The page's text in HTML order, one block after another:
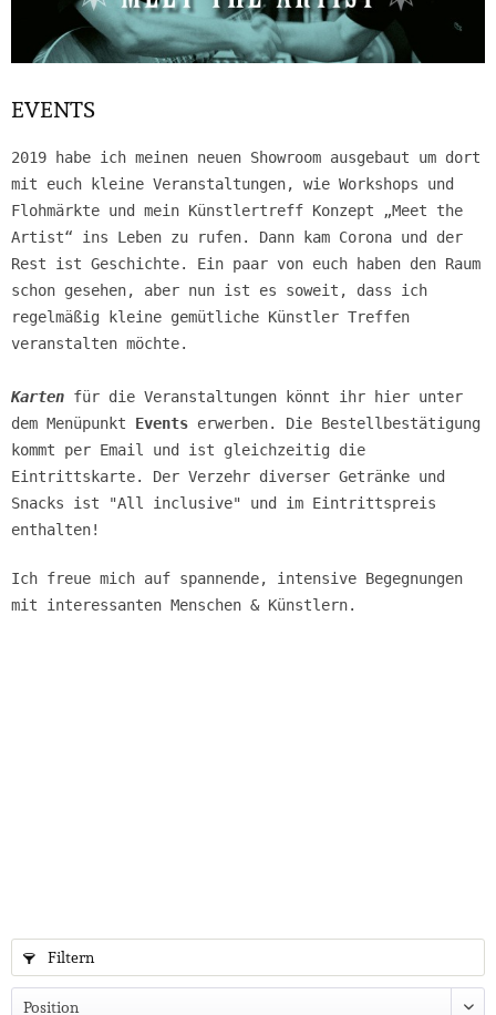
EVENTS
2019 habe ich meinen neuen Showroom ausgebaut um dort
mit euch kleine Veranstaltungen, wie Workshops und
Flohmärkte und mein Künstlertreff Konzept „Meet the
Artist“ ins Leben zu rufen. Dann kam Corona und der
Rest ist Geschichte. Ein paar von euch haben den Raum
schon gesehen, aber nun ist es soweit, dass ich
regelmäßig kleine gemütliche Künstler Treffen
veranstalten möchte.
Karten für die Veranstaltungen könnt ihr hier unter
dem Menüpunkt Events erwerben. Die Bestellbestätigung
kommt per Email und ist gleichzeitig die
Eintrittskarte. Der Verzehr diverser Getränke und
Snacks ist "All inclusive" und im Eintrittspreis
enthalten!
Ich freue mich auf spannende, intensive Begegnungen
mit interessanten Menschen & Künstlern.
Filtern